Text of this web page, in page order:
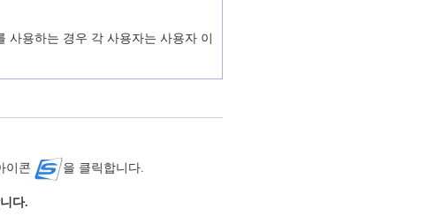
사용하는 경우 각 사용자는 사용자 이
이콘 을 클릭합니다.
다.